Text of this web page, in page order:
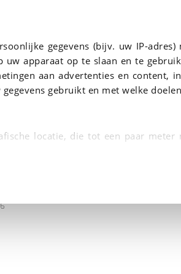
gegevens (bijv. uw IP-adres)
apparaat op te slaan en te
aan advertenties en content,
gebruikt en met welke
locatie, die tot een paar meter
op elk moment wijzigen of
we voor een betere en meer
goed werkt. Ook gebruiken we